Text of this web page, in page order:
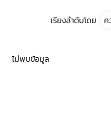
เรียงลำดับโดย
ไม่พบข้อมูล